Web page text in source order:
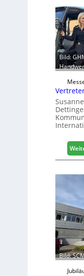
Bild:
Bild: